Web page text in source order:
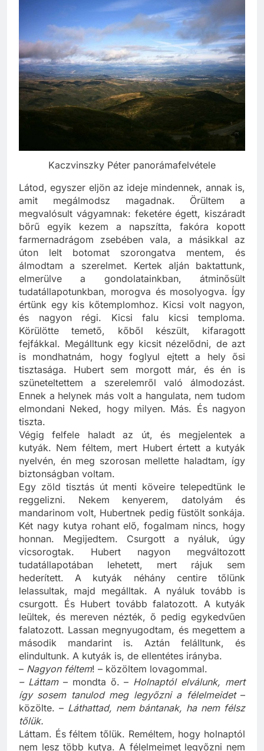
Látod, egyszer eljön az ideje mindennek, annak is,
amit megálmodsz magadnak. Örültem a
megvalósult vágyamnak: feketére égett, kiszáradt
bőrű egyik kezem a napszítta, fakóra kopott
farmernadrágom zsebében vala, a másikkal az
úton lelt botomat szorongatva mentem, és
álmodtam a szerelmet. Kertek alján baktattunk,
elmerülve a gondolatainkban, átminősült
tudatállapotunkban, morogva és mosolyogva. Így
értünk egy kis kőtemplomhoz. Kicsi volt nagyon,
és nagyon régi. Kicsi falu kicsi temploma.
Körülötte temető, kőből készült, kifaragott
fejfákkal. Megálltunk egy kicsit nézelődni, de azt
is mondhatnám, hogy foglyul ejtett a hely ősi
tisztasága. Hubert sem morgott már, és én is
szüneteltettem a szerelemről való álmodozást.
Ennek a helynek más volt a hangulata, nem tudom
elmondani Neked, hogy milyen. Más. És nagyon
tiszta.
Végig felfele haladt az út, és megjelentek a
kutyák. Nem féltem, mert Hubert értett a kutyák
nyelvén, én meg szorosan mellette haladtam, így
biztonságban voltam.
Egy zöld tisztás út menti köveire telepedtünk le
reggelizni. Nekem kenyerem, datolyám és
mandarinom volt, Hubertnek pedig füstölt sonkája.
Két nagy kutya rohant elő, fogalmam nincs, hogy
honnan. Megijedtem. Csurgott a nyáluk, úgy
vicsorogtak. Hubert nagyon megváltozott
tudatállapotában lehetett, mert rájuk sem
hederített. A kutyák néhány centire tőlünk
lelassultak, majd megálltak. A nyáluk tovább is
csurgott. És Hubert tovább falatozott. A kutyák
leültek, és mereven nézték, ő pedig egykedvűen
falatozott. Lassan megnyugodtam, és megettem a
második mandarint is. Aztán felálltunk, és
elindultunk. A kutyák is, de ellentétes irányba.
– Nagyon féltem! – közöltem lovagommal.
– Láttam– mondta ő. – Holnaptól elválunk, mert
így sosem tanulod meg legyőzni a félelmeidet–
közölte. –
tőlük.
Láttam. És féltem tőlük. Reméltem, hogy holnaptól